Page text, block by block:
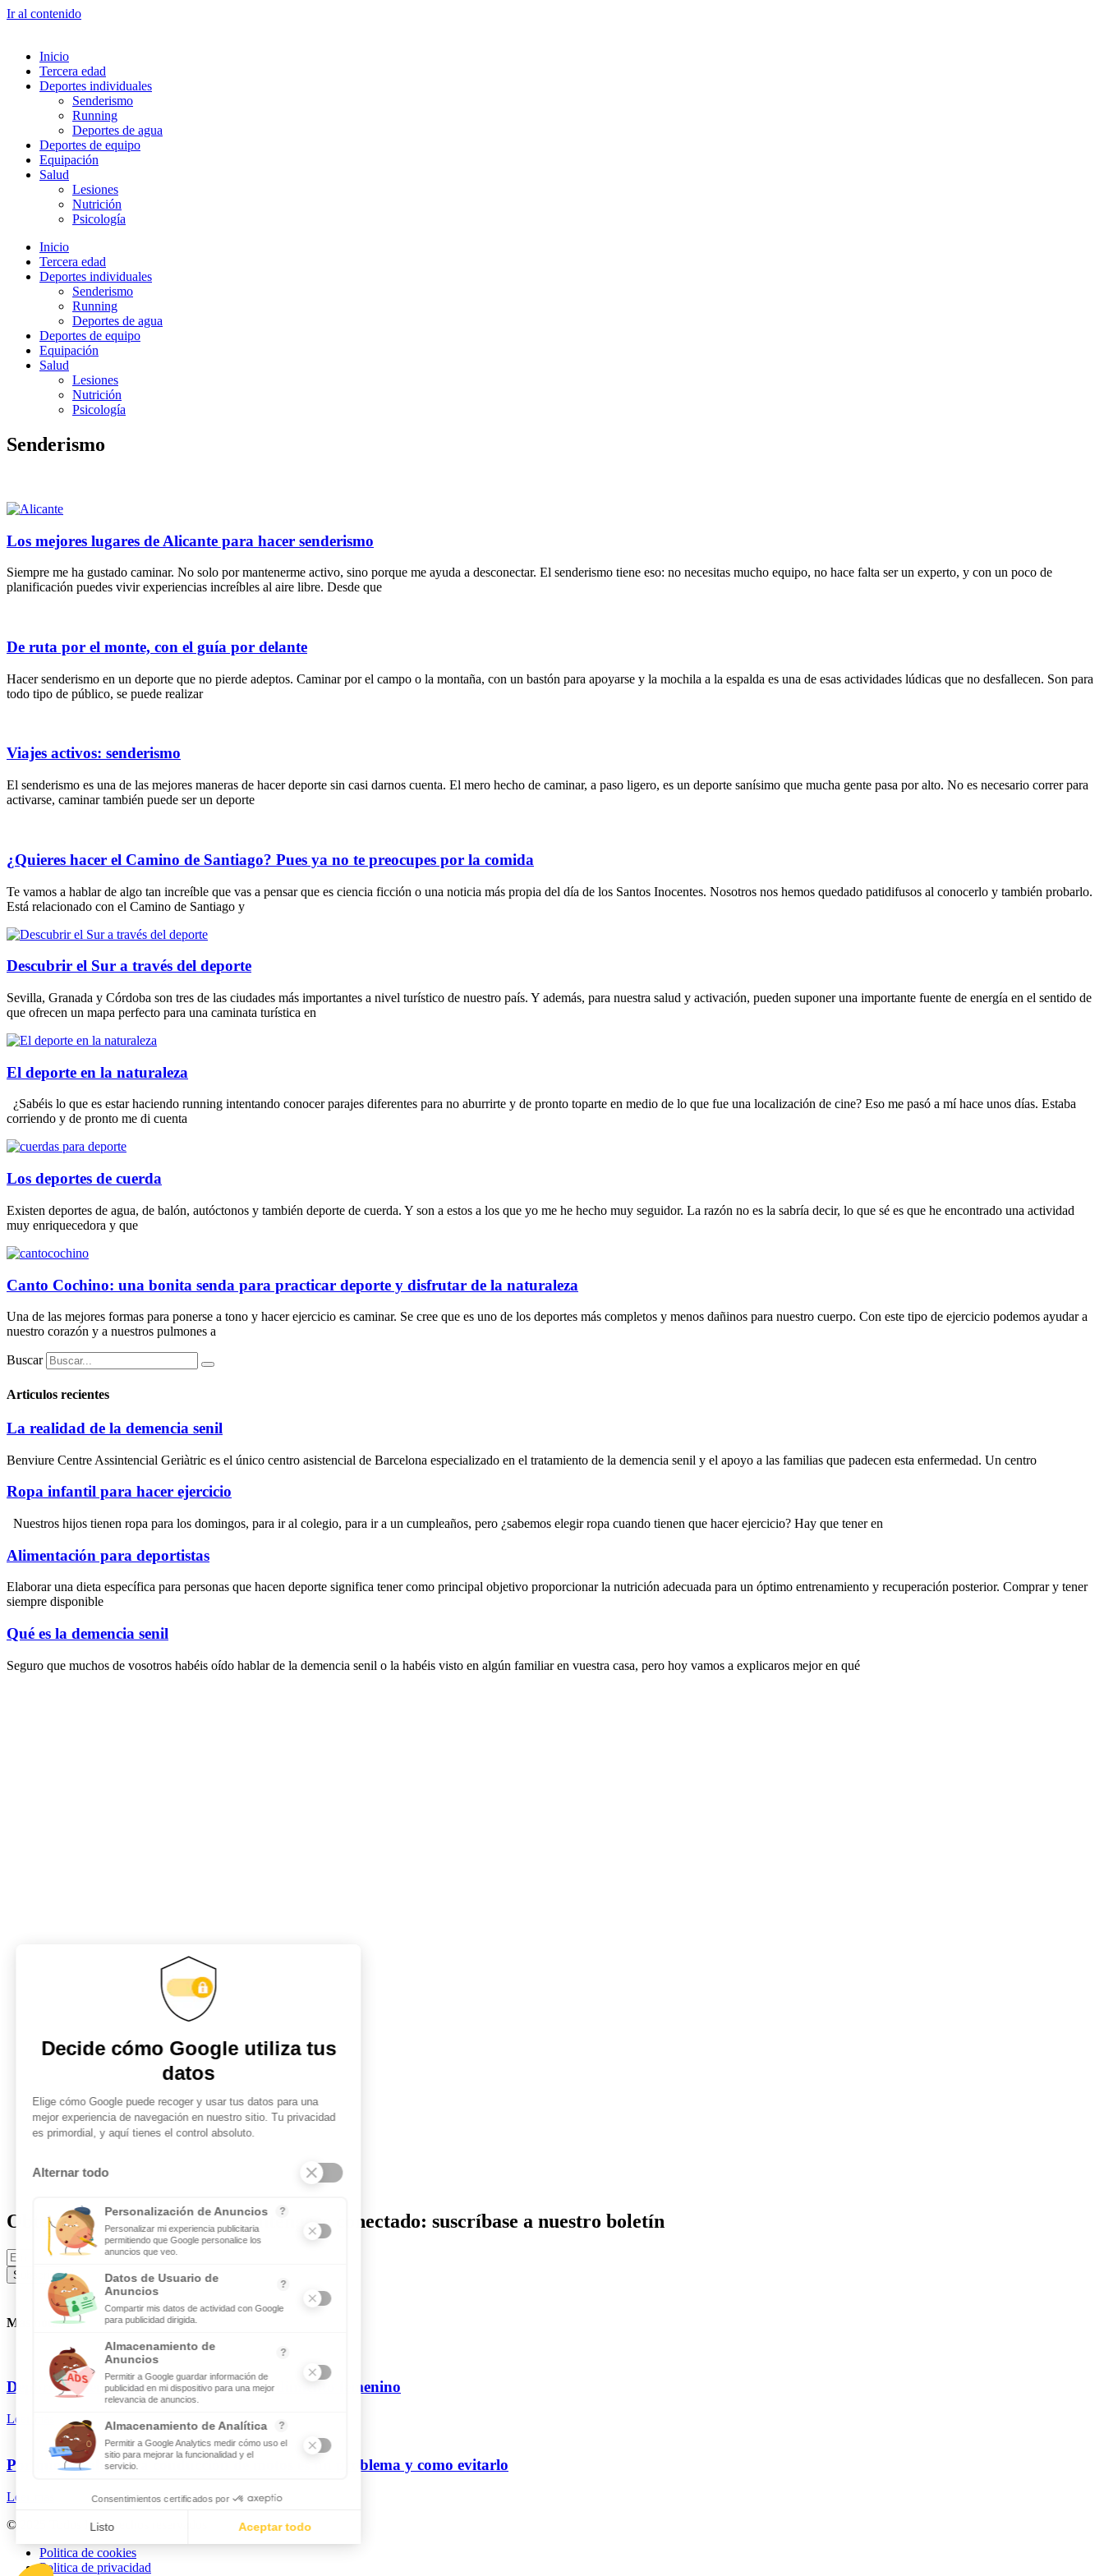
Ir al contenido
Inicio
Tercera edad
Deportes individuales
Senderismo
Running
Deportes de agua
Deportes de equipo
Equipación
Salud
Lesiones
Nutrición
Psicología
Inicio
Tercera edad
Deportes individuales
Senderismo
Running
Deportes de agua
Deportes de equipo
Equipación
Salud
Lesiones
Nutrición
Psicología
Senderismo
Los mejores lugares de Alicante para hacer senderismo
Siempre me ha gustado caminar. No solo por mantenerme activo, sino porque me ayuda a desconectar. El senderismo tiene eso: no necesitas mucho equipo, no hace falta ser un experto, y con un poco de
planificación puedes vivir experiencias increíbles al aire libre. Desde que
De ruta por el monte, con el guía por delante
Hacer senderismo en un deporte que no pierde adeptos. Caminar por el campo o la montaña, con un bastón para apoyarse y la mochila a la espalda es una de esas actividades lúdicas que no desfallecen. Son para
todo tipo de público, se puede realizar
Viajes activos: senderismo
El senderismo es una de las mejores maneras de hacer deporte sin casi darnos cuenta. El mero hecho de caminar, a paso ligero, es un deporte sanísimo que mucha gente pasa por alto. No es necesario correr para
activarse, caminar también puede ser un deporte
¿Quieres hacer el Camino de Santiago? Pues ya no te preocupes por la comida
Te vamos a hablar de algo tan increíble que vas a pensar que es ciencia ficción o una noticia más propia del día de los Santos Inocentes. Nosotros nos hemos quedado patidifusos al conocerlo y también probarlo.
Está relacionado con el Camino de Santiago y
Descubrir el Sur a través del deporte
Sevilla, Granada y Córdoba son tres de las ciudades más importantes a nivel turístico de nuestro país. Y además, para nuestra salud y activación, pueden suponer una importante fuente de energía en el sentido de
que ofrecen un mapa perfecto para una caminata turística en
El deporte en la naturaleza
¿Sabéis lo que es estar haciendo running intentando conocer parajes diferentes para no aburrirte y de pronto toparte en medio de lo que fue una localización de cine? Eso me pasó a mí hace unos días. Estaba
corriendo y de pronto me di cuenta
Los deportes de cuerda
Existen deportes de agua, de balón, autóctonos y también deporte de cuerda. Y son a estos a los que yo me he hecho muy seguidor. La razón no es la sabría decir, lo que sé es que he encontrado una actividad
muy enriquecedora y que
Canto Cochino: una bonita senda para practicar deporte y disfrutar de la naturaleza
Una de las mejores formas para ponerse a tono y hacer ejercicio es caminar. Se cree que es uno de los deportes más completos y menos dañinos para nuestro cuerpo. Con este tipo de ejercicio podemos ayudar a
nuestro corazón y a nuestros pulmones a
Buscar
Articulos recientes
La realidad de la demencia senil
Benviure Centre Assintencial Geriàtric es el único centro asistencial de Barcelona especializado en el tratamiento de la demencia senil y el apoyo a las familias que padecen esta enfermedad. Un centro
Ropa infantil para hacer ejercicio
Nuestros hijos tienen ropa para los domingos, para ir al colegio, para ir a un cumpleaños, pero ¿sabemos elegir ropa cuando tienen que hacer ejercicio? Hay que tener en
Alimentación para deportistas
Elaborar una dieta específica para personas que hacen deporte significa tener como principal objetivo proporcionar la nutrición adecuada para un óptimo entrenamiento y recuperación posterior. Comprar y tener
siempre disponible
Qué es la demencia senil
Seguro que muchos de vosotros habéis oído hablar de la demencia senil o la habéis visto en algún familiar en vuestra casa, pero hoy vamos a explicaros mejor en qué
Obtenga actualizaciones y manténgase conectado: suscríbase a nuestro boletín
Subscribite
Mas notas
Deporte y menstruación: entender el rendimiento femenino
Leer mas
Por qué el vaho en la conducción de motos es un problema y como evitarlo
Leer mas
© 2025 Todos los derechos reservados
Politica de cookies
Politica de privacidad